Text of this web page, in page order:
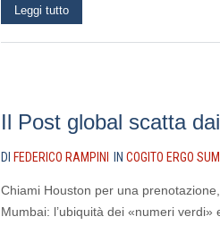
Leggi tutto
Il Post global scatta
DI FEDERICO RAMPINI IN COGITO ERGO SUM
Chiami Houston per una
Mumbai: l’ubiquità dei «numeri